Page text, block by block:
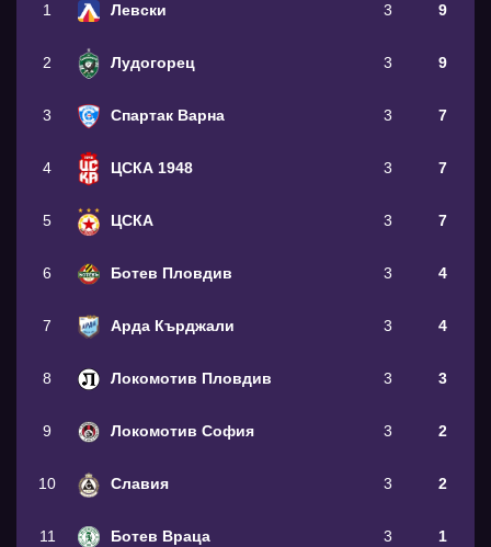
1 Левски 3 9
2 Лудогорец 3 9
3 Спартак Варна 3 7
4 ЦСКА 1948 3 7
5 ЦСКА 3 7
6 Ботев Пловдив 3 4
7 Арда Кърджали 3 4
8 Локомотив Пловдив 3 3
9 Локомотив София 3 2
10 Славия 3 2
11 Ботев Враца 3 1